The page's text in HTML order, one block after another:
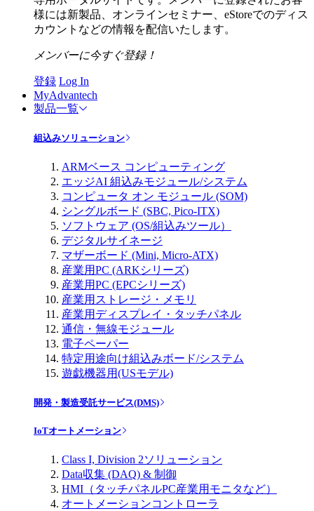
様には新製品、オンラインセミナー、eStoreでのディス
カウントなどの情報を配信いたします。
メンバーに今すぐ登録！
登録 Log In
MyAdvantech
製品一覧
組込みソリューション
ARMベース コンピューティング
エッジAI 組込みモジュール/システム
コンピュータ オン モジュール (SOM)
シングルボード (SBC, Pico-ITX)
ソフトウェア (OS/組込みツール）
デジタルサイネージ
マザーボード (Mini, Micro-ATX)
産業用PC (ARKシリーズ)
産業用PC (EPCシリーズ)
産業用ストレージ・メモリ
産業用ディスプレイ・タッチパネル
通信・無線モジュール
電子ペーパー
特定用途向け組込みボード/システム
遊戯機器用(USモデル)
開発・製造受託サービス(DMS)
IoTオートメーション
Class I, Division 2ソリューション
Data収集 (DAQ) & 制御
HMI（タッチパネルPC産業用モニタなど）
オートメーションコントローラ